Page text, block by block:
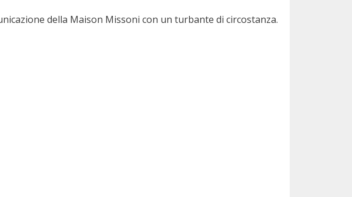
della Maison Missoni con un turbante di circostanza.